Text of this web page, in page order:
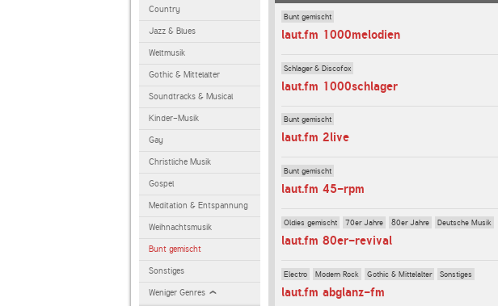
Country
Jazz & Blues
Weltmusik
Gothic & Mittelalter
Soundtracks & Musical
Kinder-Musik
Gay
Christliche Musik
Gospel
Meditation & Entspannung
Weihnachtsmusik
Bunt gemischt
Sonstiges
Weniger Genres
Bunt gemischt
laut.fm 1000melodien
Schlager & Discofox
laut.fm 1000schlager
Bunt gemischt
laut.fm 2live
Bunt gemischt
laut.fm 45-rpm
Oldies gemischt 70er Jahre 80er Jahre Deutsche Musik
laut.fm 80er-revival
Electro Modern Rock Gothic & Mittelalter Sonstiges
laut.fm abglanz-fm